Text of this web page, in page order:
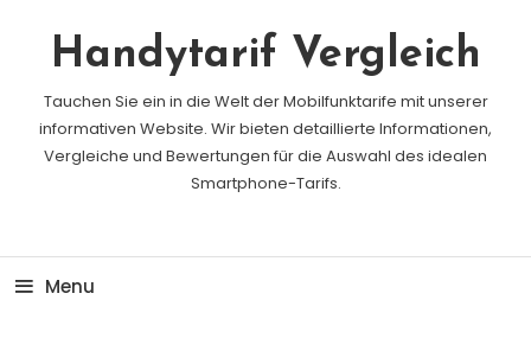
Handytarif Vergleich
Tauchen Sie ein in die Welt der Mobilfunktarife mit unserer
informativen Website. Wir bieten detaillierte Informationen,
Vergleiche und Bewertungen für die Auswahl des idealen
Smartphone-Tarifs.
Menu